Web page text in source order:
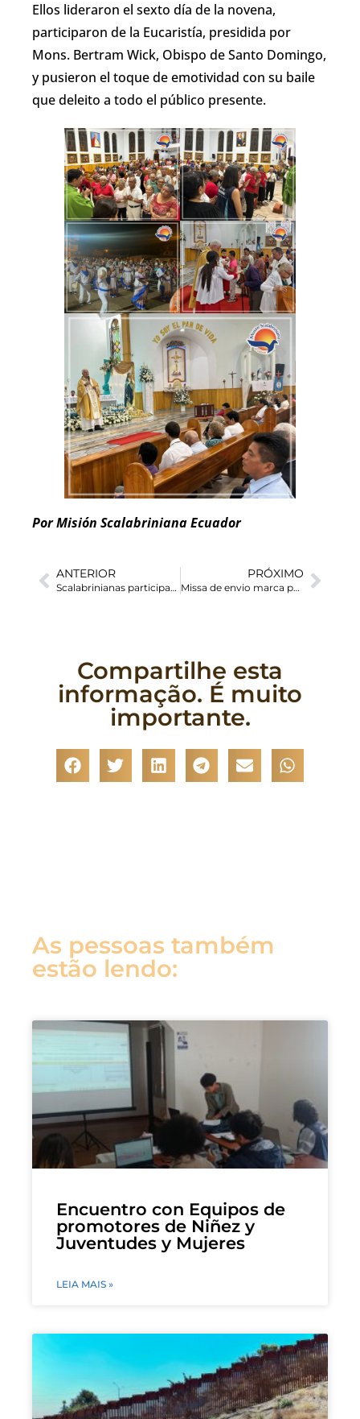
Ellos lideraron el sexto día de la novena,
participaron de la Eucaristía, presidida por
Mons. Bertram Wick, Obispo de Santo Domingo,
y pusieron el toque de emotividad con su baile
que deleito a todo el público presente.
Por Misión Scalabriniana Ecuador
ANTERIOR
Scalabrinianas participam de Missa pelo Dia da Vida Consagrada no Santuário Nacional de Aparecida
PRÓXIMO
Missa de envio marca partida de Ir. Maria Helena para nova missão
Compartilhe esta
informação. É muito
importante.
As pessoas também
estão lendo:
Encuentro con Equipos de
promotores de Niñez y
Juventudes y Mujeres
LEIA MAIS »